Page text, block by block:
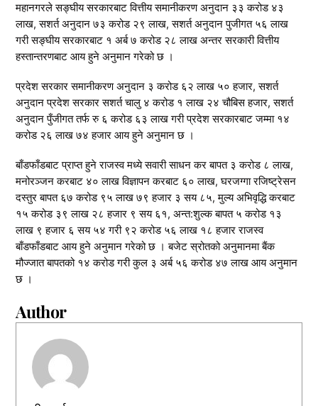
महानगरले सङ्घीय सरकारबाट वित्तीय समानीकरण अनुदान ३३ करोड ४३
लाख, सशर्त अनुदान ७३ करोड २९ लाख, सशर्त अनुदान पुजीगत ५६ लाख
गरी सङ्घीय सरकारबाट १ अर्ब ७ करोड २८ लाख अन्तर सरकारी वित्तीय
हस्तान्तरणबाट आय हुने अनुमान गरेको छ ।
प्रदेश सरकार समानीकरण अनुदान ३ करोड ६२ लाख ५० हजार, सशर्त
अनुदान प्रदेश सरकार सशर्त चालु ४ करोड १ लाख २४ चौबिस हजार, सशर्त
अनुदान पुँजीगत तर्फ रु ६ करोड ६३ लाख गरी प्रदेश सरकारबाट जम्मा १४
करोड २६ लाख ७४ हजार आय हुने अनुमान छ ।
बाँडफाँडबाट प्राप्त हुने राजस्व मध्ये सवारी साधन कर बापत ३ करोड ८ लाख,
मनोरञ्जन करबाट ४० लाख विज्ञापन करबाट ६० लाख, घरजग्गा रजिष्ट्रेसन
दस्तुर बापत ६७ करोड ९५ लाख ७९ हजार ३ सय ८५, मुल्य अभिवृद्धि करबाट
१५ करोड ३९ लाख २८ हजार ९ सय ६१, अन्त:शुल्क बापत ५ करोड १३
लाख ९ हजार ६ सय ५४ गरी ९२ करोड ५६ लाख १८ हजार राजस्व
बाँडफाँडबाट आय हुने अनुमान गरेको छ । बजेट स्रोतको अनुमानमा बैंक
मौज्जात बापतको १४ करोड गरी कुल ३ अर्ब ५६ करोड ४७ लाख आय अनुमान
छ ।
Author